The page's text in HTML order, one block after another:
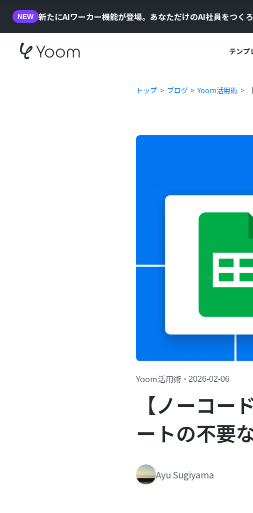
NEW 新たにAIワーカー機能が登場。あなただけのAI社員をつく
テンプ
トップ ブログ Yoom活用術
Yoom活用術 ・ 2026-02-06
【ノーコ
ートの不要
Ayu Sugiyama